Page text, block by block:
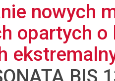
nowych
opartych o
BIS